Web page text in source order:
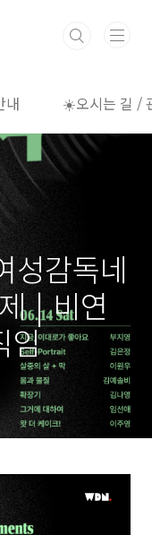
내 ☀️오시는 길 /
성감독네
| 비연
임